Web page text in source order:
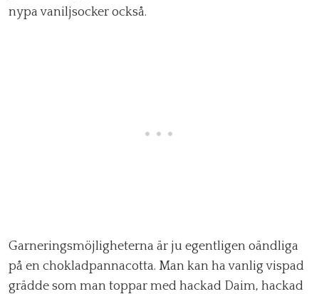
nypa vaniljsocker också.
Garneringsmöjligheterna är ju egentligen oändliga
på en chokladpannacotta. Man kan ha vanlig vispad
grädde som man toppar med hackad Daim, hackad